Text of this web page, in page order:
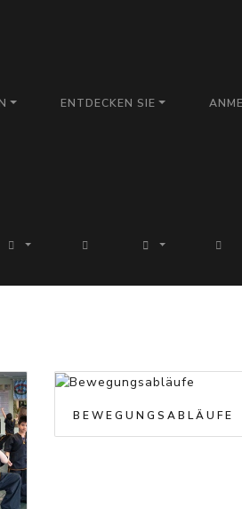
ENTDECKEN SIE
BEWEGUNGSABLÄUFE